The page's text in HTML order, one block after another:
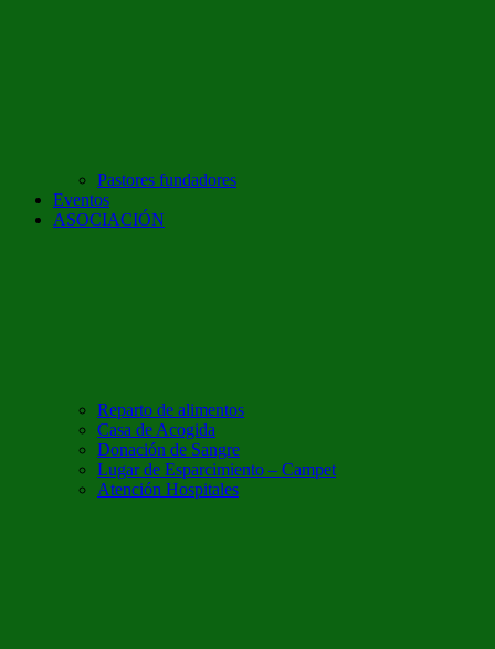
Pastores fundadores
Eventos
ASOCIACIÓN
Reparto de alimentos
Casa de Acogida
Donación de Sangre
Lugar de Esparcimiento – Campet
Atención Hospitales